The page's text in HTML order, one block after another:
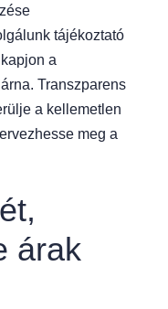
tájékoztató
a
Transzparens
a kellemetlen
meg a
árak